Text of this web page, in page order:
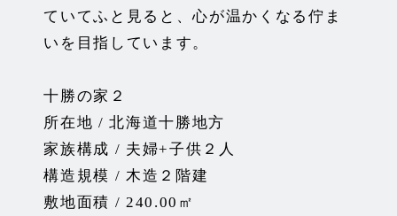
ていてふと見ると、心が温かくなる佇ま
いを目指しています。
十勝の家２
所在地 / 北海道十勝地方
家族構成 / 夫婦+子供２人
構造規模 / 木造２階建
敷地面積 / 240.00㎡